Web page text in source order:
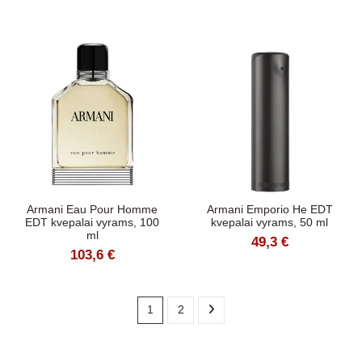
Armani Eau Pour Homme
EDT kvepalai vyrams, 100
ml
103,6 €
Armani Emporio He EDT
kvepalai vyrams, 50 ml
49,3 €
1 2